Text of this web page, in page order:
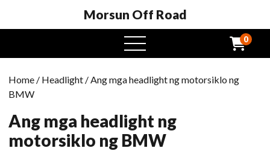
Morsun Off Road
Buksan
ang
0
Home / Headlight / Ang mga headlight ng motorsiklo ng
BMW
Ang mga headlight ng
motorsiklo ng BMW